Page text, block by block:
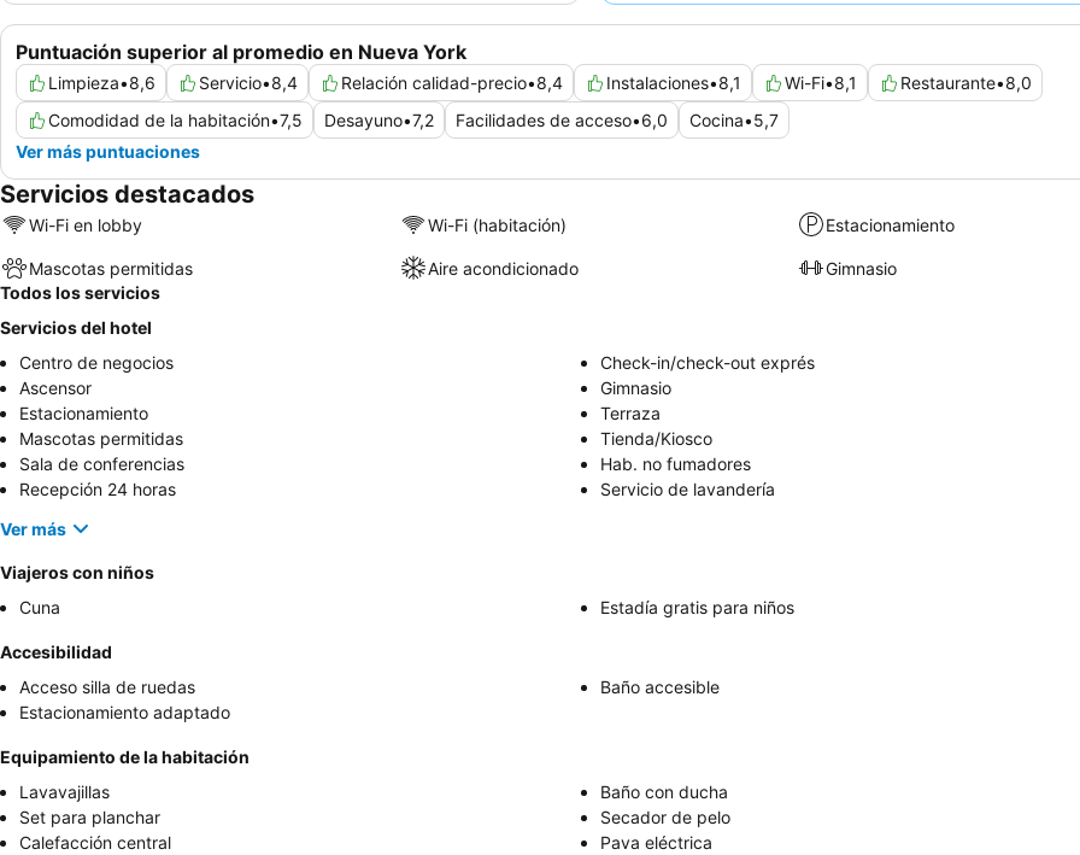
Puntuación superior al promedio en Nueva York
Limpieza•8,6 Servicio•8,4 Relación calidad-precio•8,4 Instalaciones•8,1 Wi-Fi•8,1 Restaurante•8,0
Comodidad de la habitación•7,5 Desayuno•7,2 Facilidades de acceso•6,0 Cocina•5,7
Ver más puntuaciones
Servicios destacados
Wi-Fi en lobby Wi-Fi (habitación) Estacionamiento
Mascotas permitidas Aire acondicionado
Gimnasio
Todos los servicios
Servicios del hotel
Centro de negocios
Check-in/check-out exprés
Ascensor
Gimnasio
Estacionamiento
Terraza
Mascotas permitidas
Tienda/Kiosco
Sala de conferencias
Hab. no fumadores
Recepción 24 horas
Servicio de lavandería
Ver más
Viajeros con niños
Cuna
Estadía gratis para niños
Accesibilidad
Acceso silla de ruedas
Baño accesible
Estacionamiento adaptado
Equipamiento de la habitación
Lavavajillas
Baño con ducha
Set para planchar
Secador de pelo
Calefacción central
Pava eléctrica